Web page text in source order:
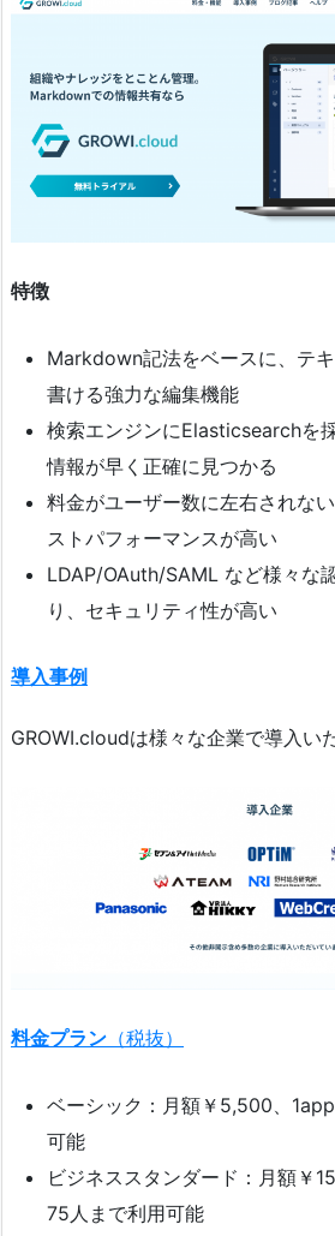
特徴
Markdown記法をベースに、テ
書ける強力な編集機能
検索エンジンにElasticsearchを
情報が早く正確に見つかる
料金がユーザー数に左右されな
ストパフォーマンスが高い
LDAP/OAuth/SAML など様々な
り、セキュリティ性が高い
導入事例
GROWI.cloudは様々な企業で導入い
料金プラン （税抜）
ベーシック：月額￥5,500、
可能
ビジネススタンダード：月額￥
75人まで利用可能